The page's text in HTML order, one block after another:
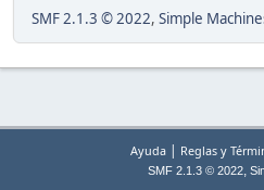
SMF 2.1.3 © 2022, Simple
Ayuda | Reglas y
SMF 2.1.3 © 2022,